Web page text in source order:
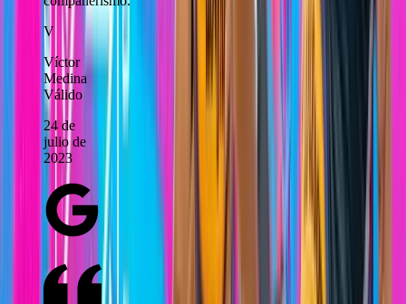
V
Víctor
Medina
Válido
24 de
julio de
2023